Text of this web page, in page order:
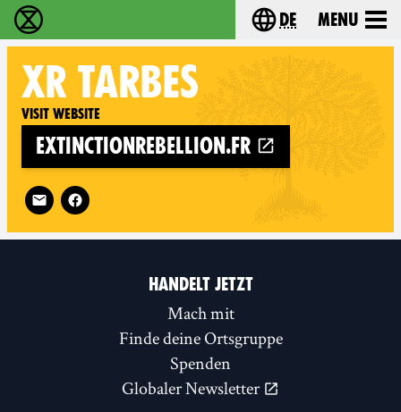
extinction rebellion - Home Choose your
de Menu
XR TARBES
Visit website
extinctionrebellion.fr
Follow XR Tarbes on
HANDELT JETZT
Mach mit
Finde deine Ortsgruppe
Spenden
Globaler Newsletter